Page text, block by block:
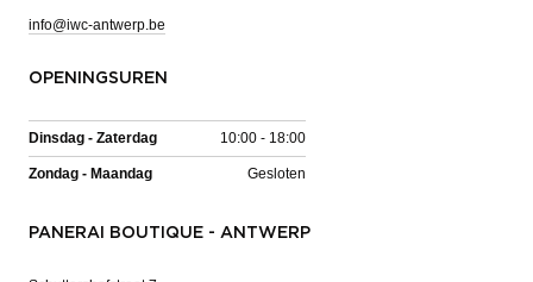
info@iwc-antwerp.be
OPENINGSUREN
Dinsdag - Zaterdag 10:00 - 18:00
Zondag - Maandag Gesloten
PANERAI BOUTIQUE - ANTWERP